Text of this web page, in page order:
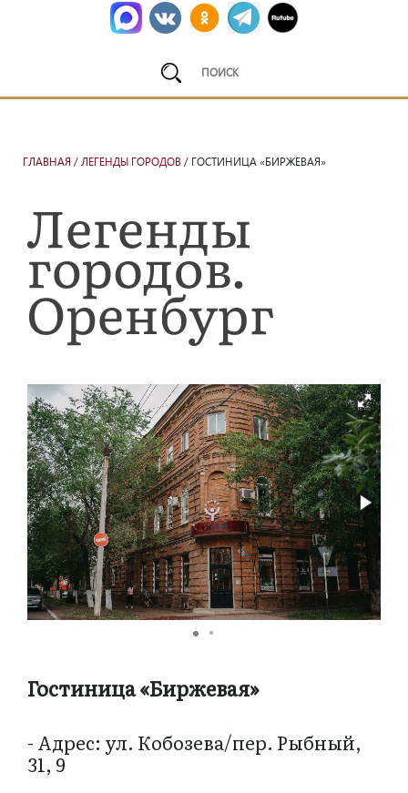
ГЛАВНАЯ / ЛЕГЕНДЫ ГОРОДОВ / ГОСТИНИЦА «БИРЖЕВАЯ»
Гостиница «Биржевая»
- Адрес: ул. Кобозева/пер. Рыбный,
31, 9